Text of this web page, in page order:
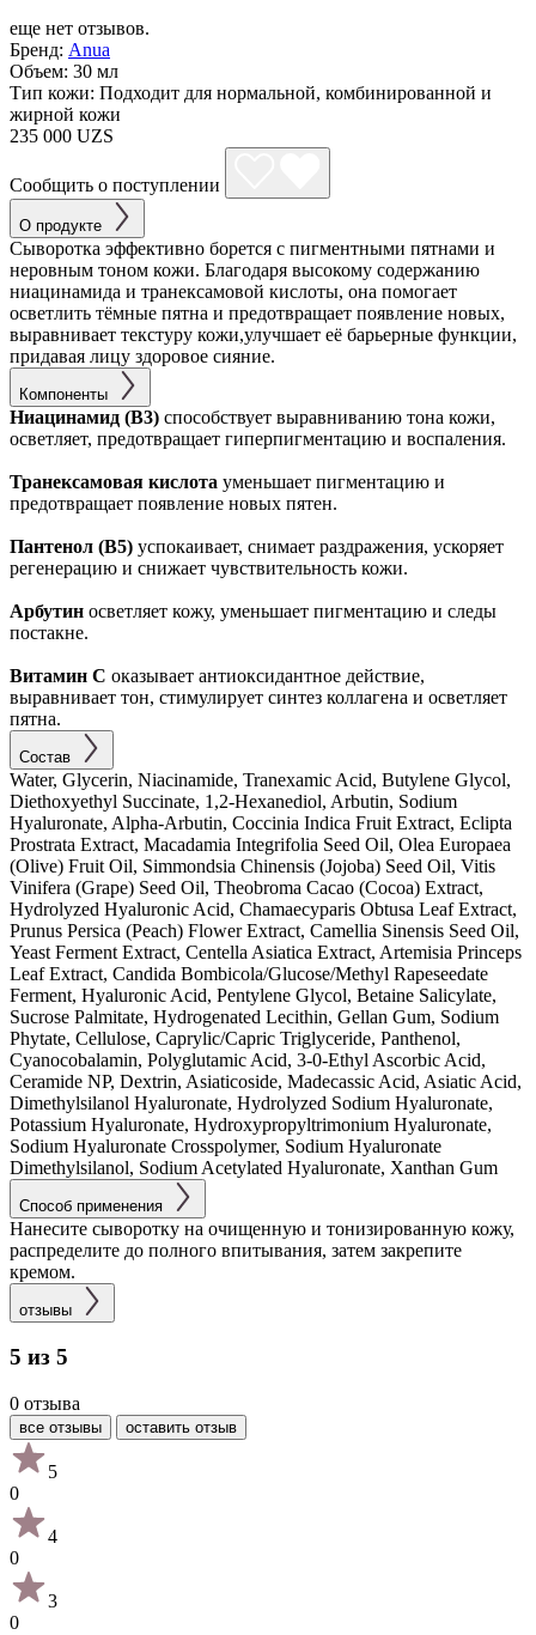
еще нет отзывов.
Бренд: Anua
Объем: 30 мл
Тип кожи: Подходит для нормальной, комбинированной и
жирной кожи
235 000 UZS
Сообщить о поступлении
О продукте
Сыворотка эффективно борется с пигментными пятнами и
неровным тоном кожи. Благодаря высокому содержанию
ниацинамида и транексамовой кислоты, она помогает
осветлить тёмные пятна и предотвращает появление новых,
выравнивает текстуру кожи,улучшает её барьерные функции,
придавая лицу здоровое сияние.
Компоненты
Ниацинамид (B3) способствует выравниванию тона кожи,
осветляет, предотвращает гиперпигментацию и воспаления.
Транексамовая кислота уменьшает пигментацию и
предотвращает появление новых пятен.
Пантенол (B5) успокаивает, снимает раздражения, ускоряет
регенерацию и снижает чувствительность кожи.
Арбутин осветляет кожу, уменьшает пигментацию и следы
постакне.
Витамин C оказывает антиоксидантное действие,
выравнивает тон, стимулирует синтез коллагена и осветляет
пятна.
Состав
Water, Glycerin, Niacinamide, Tranexamic Acid, Butylene Glycol,
Diethoxyethyl Succinate, 1,2-Hexanediol, Arbutin, Sodium
Hyaluronate, Alpha-Arbutin, Coccinia Indica Fruit Extract, Eclipta
Prostrata Extract, Macadamia Integrifolia Seed Oil, Olea Europaea
(Olive) Fruit Oil, Simmondsia Chinensis (Jojoba) Seed Oil, Vitis
Vinifera (Grape) Seed Oil, Theobroma Cacao (Cocoa) Extract,
Hydrolyzed Hyaluronic Acid, Chamaecyparis Obtusa Leaf Extract,
Prunus Persica (Peach) Flower Extract, Camellia Sinensis Seed Oil,
Yeast Ferment Extract, Centella Asiatica Extract, Artemisia Princeps
Leaf Extract, Candida Bombicola/Glucose/Methyl Rapeseedate
Ferment, Hyaluronic Acid, Pentylene Glycol, Betaine Salicylate,
Sucrose Palmitate, Hydrogenated Lecithin, Gellan Gum, Sodium
Phytate, Cellulose, Caprylic/Capric Triglyceride, Panthenol,
Cyanocobalamin, Polyglutamic Acid, 3-0-Ethyl Ascorbic Acid,
Ceramide NP, Dextrin, Asiaticoside, Madecassic Acid, Asiatic Acid,
Dimethylsilanol Hyaluronate, Hydrolyzed Sodium Hyaluronate,
Potassium Hyaluronate, Hydroxypropyltrimonium Hyaluronate,
Sodium Hyaluronate Crosspolymer, Sodium Hyaluronate
Dimethylsilanol, Sodium Acetylated Hyaluronate, Xanthan Gum
Способ применения
Нанесите сыворотку на очищенную и тонизированную кожу,
распределите до полного впитывания, затем закрепите
кремом.
отзывы
5 из 5
0 отзыва
все отзывы оставить отзыв
5
0
4
0
3
0